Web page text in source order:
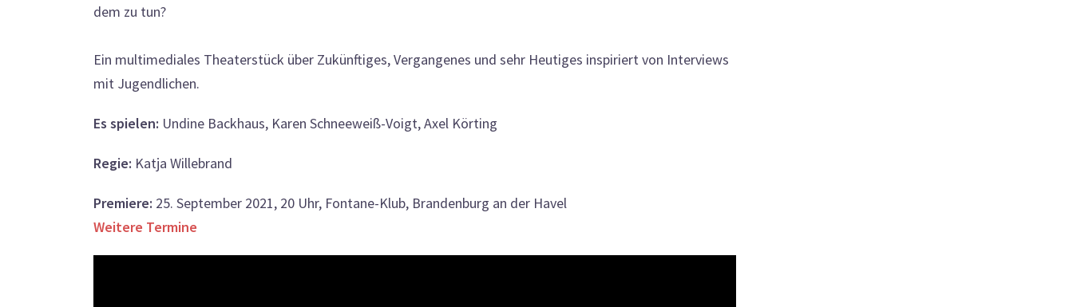
dem zu tun?
Ein multimediales Theaterstück über Zukünftiges, Vergangenes und sehr Heutiges inspiriert von Interviews
mit Jugendlichen.
Es spielen: Undine Backhaus, Karen Schneeweiß-Voigt, Axel Körting
Regie: Katja Willebrand
Premiere: 25. September 2021, 20 Uhr, Fontane-Klub, Brandenburg an der Havel
Weitere Termine